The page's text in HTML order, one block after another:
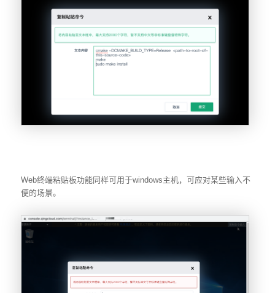
Web终端粘贴板功能同样可用于windows主机，可应对某些输入不
便的场景。